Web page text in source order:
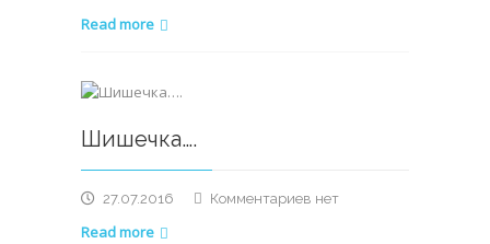
Read more
Шишечка….
27.07.2016 Комментариев кнет
Read more